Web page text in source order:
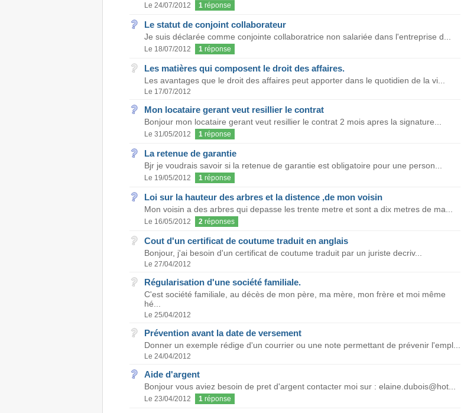
Le 24/07/2012 1réponse
Le statut de conjoint collaborateur
Je suis déclarée comme conjointe collaboratrice non salariée dans l'entreprise d...
Le 18/07/2012 1réponse
Les matières qui composent le droit des affaires.
Les avantages que le droit des affaires peut apporter dans le quotidien de la vi...
Le 17/07/2012
Mon locataire gerant veut resillier le contrat
Bonjour mon locataire gerant veut resillier le contrat 2 mois apres la signature...
Le 31/05/2012 1réponse
La retenue de garantie
Bjr je voudrais savoir si la retenue de garantie est obligatoire pour une person...
Le 19/05/2012 1réponse
Loi sur la hauteur des arbres et la distence ,de mon voisin
Mon voisin a des arbres qui depasse les trente metre et sont a dix metres de ma...
Le 16/05/2012 2réponses
Cout d'un certificat de coutume traduit en anglais
Bonjour, j'ai besoin d'un certificat de coutume traduit par un juriste decriv...
Le 27/04/2012
Régularisation d'une société familiale.
C'est société familiale, au décès de mon père, ma mère, mon frère et moi même
hé...
Le 25/04/2012
Prévention avant la date de versement
Donner un exemple rédige d'un courrier ou une note permettant de prévenir l'empl...
Le 24/04/2012
Aide d'argent
Bonjour vous aviez besoin de pret d'argent contacter moi sur : elaine.dubois@hot...
Le 23/04/2012 1réponse